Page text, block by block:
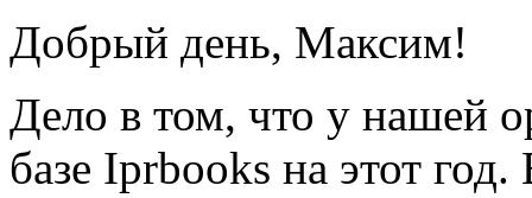
Добрый день, Максим!
Дело в том, что у нашей
базе Iprbooks на этот